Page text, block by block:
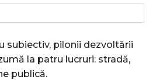
subiectiv, pilonii dezvoltării
la patru lucruri: stradă,
publică.